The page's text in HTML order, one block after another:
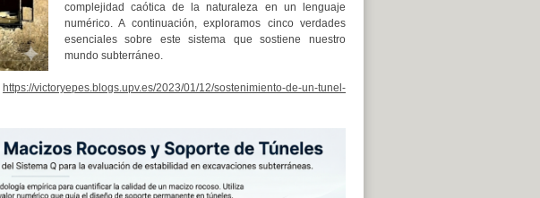
complejidad caótica de la naturaleza en un lenguaje
numérico. A continuación, exploramos cinco verdades
esenciales sobre este sistema que sostiene nuestro
mundo subterráneo.
https://victoryepes.blogs.upv.es/2023/01/12/sostenimiento-de-un-tunel-